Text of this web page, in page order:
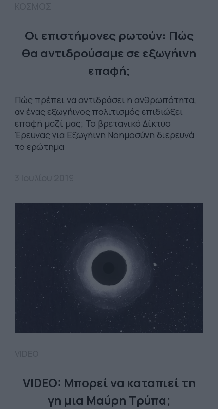
Οι επιστήμονες ρωτούν: Πώς
θα αντιδρούσαμε σε εξωγήινη
επαφή;
Πώς πρέπει να αντιδράσει η ανθρωπότητα,
αν ένας εξωγήινος πολιτισμός επιδιώξει
επαφή μαζί μας; Το βρετανικό Δίκτυο
Έρευνας για Εξωγήινη Νοημοσύνη διερευνά
το ερώτημα
VIDEO: Μπορεί να καταπιεί τη
γη μια Μαύρη Τρύπα;